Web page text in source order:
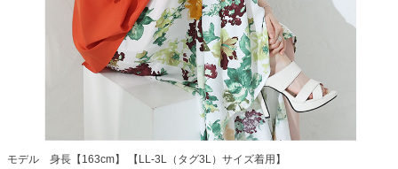
モデル 身長【163cm】 【LL-3L（タグ3L）サイズ着用】